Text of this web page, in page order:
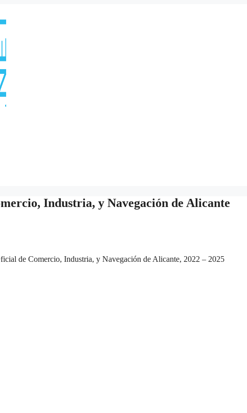
Industria, y Navegación de Alicante
de Comercio, Industria, y Navegación de Alicante, 2022 – 2025